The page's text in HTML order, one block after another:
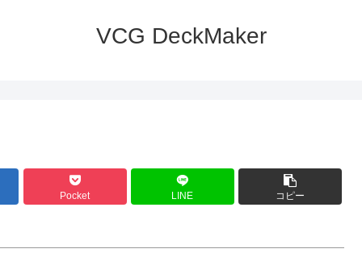
VCG DeckMaker
Pocket LINE コピー